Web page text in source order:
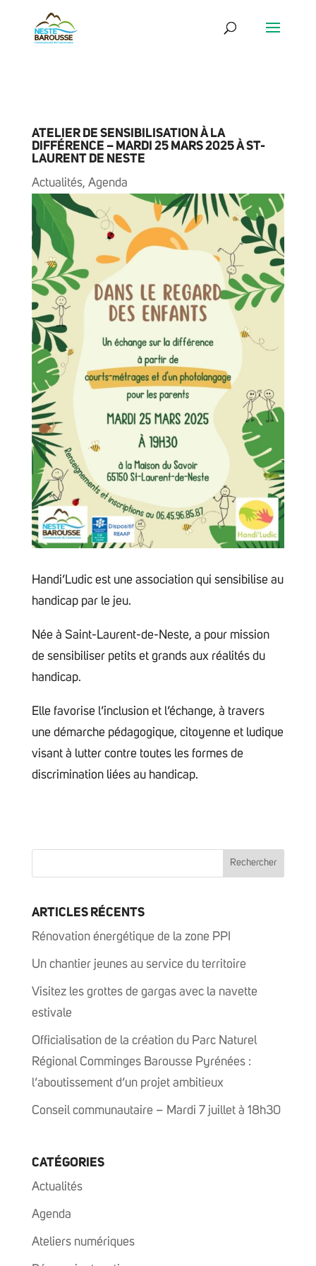
ATELIER DE SENSIBILISATION À LA
DIFFÉRENCE – MARDI 25 MARS 2025 À ST-
LAURENT DE NESTE
Actualités, Agenda
Handi’Ludic est une association qui sensibilise au
handicap par le jeu.
Née à Saint-Laurent-de-Neste, a pour mission
de sensibiliser petits et grands aux réalités du
handicap.
Elle favorise l’inclusion et l’échange, à travers
une démarche pédagogique, citoyenne et ludique
visant à lutter contre toutes les formes de
discrimination liées au handicap.
ARTICLES RÉCENTS
Rénovation énergétique de la zone PPI
Un chantier jeunes au service du territoire
Visitez les grottes de gargas avec la navette
estivale
Officialisation de la création du Parc Naturel
Régional Comminges Barousse Pyrénées :
l’aboutissement d’un projet ambitieux
Conseil communautaire – Mardi 7 juillet à 18h30
CATÉGORIES
Actualités
Agenda
Ateliers numériques